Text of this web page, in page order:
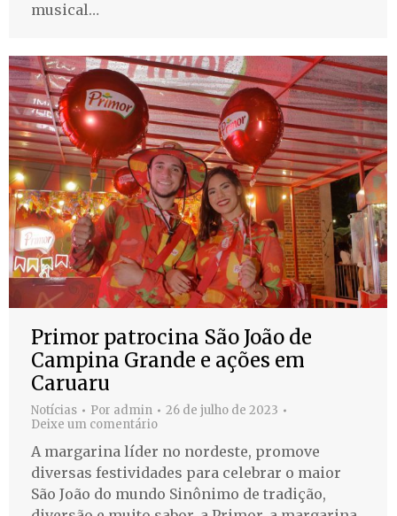
musical…
Primor patrocina São João de
Campina Grande e ações em
Caruaru
Notícias Por admin
26 de julho de 2023
Deixe um comentário
A margarina líder no nordeste, promove
diversas festividades para celebrar o maior
São João do mundo Sinônimo de tradição,